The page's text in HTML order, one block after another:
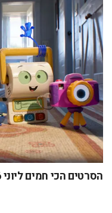
הסרטים הכי חמים ליוני 2026